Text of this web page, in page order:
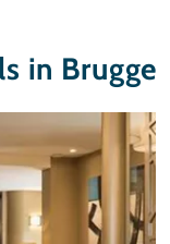
in Brugge